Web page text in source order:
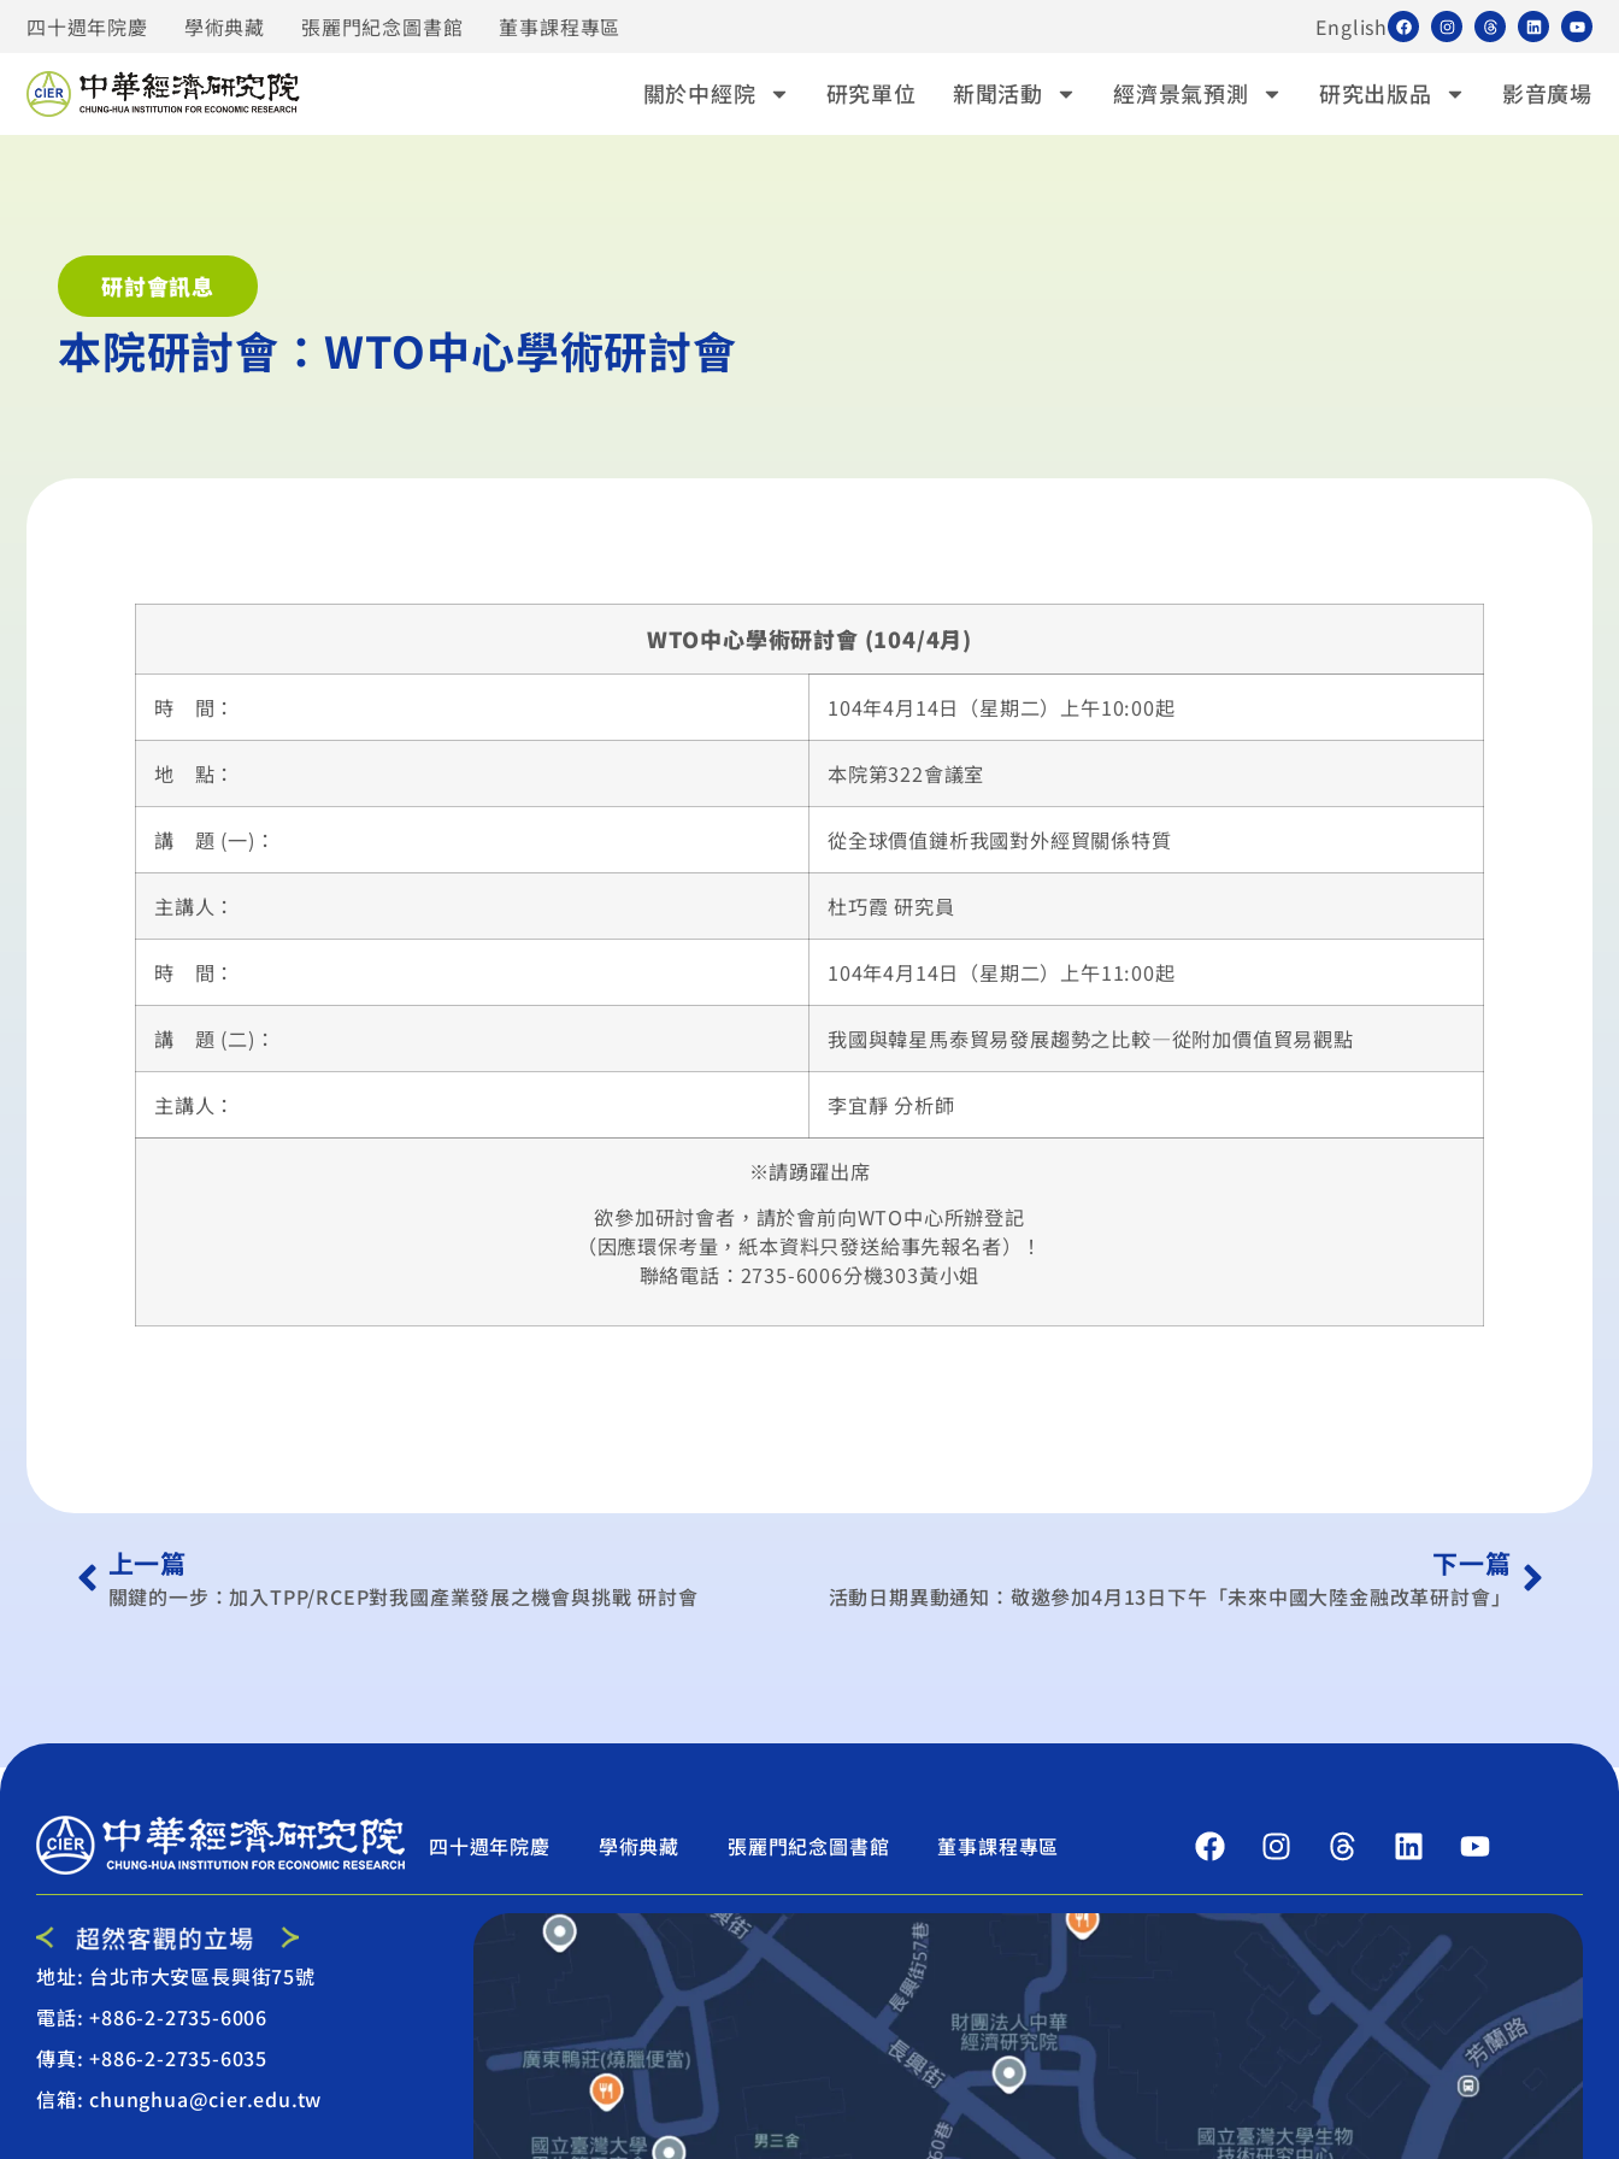
四十週年院慶 學術典藏 張麗門紀念圖書館 董事課程專區 English
關於中經院 研究單位 新聞活動 經濟景氣預測 研究出版品 影音廣場
研討會訊息
本院研討會：WTO中心學術研討會
WTO中心學術研討會 (104/4月)
時 間： 104年4月14日（星期二）上午10:00起
地 點： 本院第322會議室
講 題 (一)： 從全球價值鏈析我國對外經貿關係特質
主講人： 杜巧霞 研究員
時 間： 104年4月14日（星期二）上午11:00起
講 題 (二)： 我國與韓星馬泰貿易發展趨勢之比較—從附加價值貿易觀點
主講人： 李宜靜 分析師
※請踴躍出席
欲參加研討會者，請於會前向WTO中心所辦登記
（因應環保考量，紙本資料只發送給事先報名者）！
聯絡電話：2735-6006分機303黃小姐
上一篇
關鍵的一步：加入TPP/RCEP對我國產業發展之機會與挑戰 研討會
下一篇
活動日期異動通知：敬邀參加4月13日下午「未來中國大陸金融改革研討會」
四十週年院慶 學術典藏 張麗門紀念圖書館 董事課程專區
地址: 台北市大安區長興街75號
電話: +886-2-2735-6006
傳真: +886-2-2735-6035
信箱: chunghua@cier.edu.tw